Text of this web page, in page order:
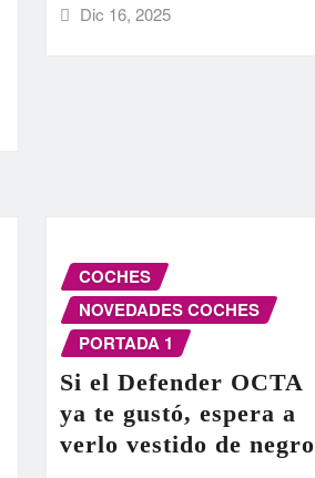
Dic 16, 2025
COCHES
NOVEDADES COCHES
PORTADA 1
Si el Defender OCTA
ya te gustó, espera a
verlo vestido de negro